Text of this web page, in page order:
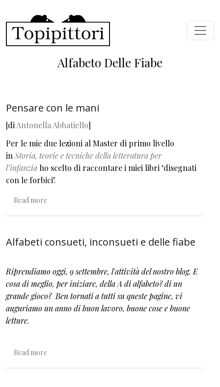
Alfabeto Delle Fiabe
Pensare con le mani
[di Antonella Abbatiello]
Per le mie due lezioni al Master di primo livello
in Storia, teorie e tecniche della letteratura per
l’infanzia ho scelto di raccontare i miei libri ‘disegnati
con le forbici’.
Read more
Alfabeti consueti, inconsueti e delle fiabe
Riprendiamo oggi, 9 settembre, l'attività del nostro blog. E
cosa di meglio, per iniziare, della A di alfabeto? di un
grande gioco? Ben tornati a tutti su queste pagine, vi
auguriamo un anno di buon lavoro, buone cose e buone
letture.
Read more